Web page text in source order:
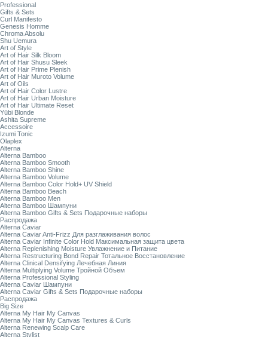
Professional
Gifts & Sets
Curl Manifesto
Genesis Homme
Chroma Absolu
Shu Uemura
Art of Style
Art of Hair Silk Bloom
Art of Hair Shusu Sleek
Art of Hair Prime Plenish
Art of Hair Muroto Volume
Art of Oils
Art of Hair Color Lustre
Art of Hair Urban Moisture
Art of Hair Ultimate Reset
Yūbi Blonde
Ashita Supreme
Accessoire
Izumi Tonic
Olaplex
Alterna
Alterna Bamboo
Alterna Bamboo Smooth
Alterna Bamboo Shine
Alterna Bamboo Volume
Alterna Bamboo Color Hold+ UV Shield
Alterna Bamboo Beach
Alterna Bamboo Men
Alterna Bamboo Шампуни
Alterna Bamboo Gifts & Sets Подарочные наборы
Распродажа
Alterna Caviar
Alterna Caviar Anti-Frizz Для разглаживания волос
Alterna Caviar Infinite Color Hold Максимальная защита цвета
Alterna Replenishing Moisture Увлажнение и Питание
Alterna Restructuring Bond Repair Тотальное Восстановление
Alterna Clinical Densifying Лечебная Линия
Alterna Multiplying Volume Тройной Объем
Alterna Professional Styling
Alterna Caviar Шампуни
Alterna Caviar Gifts & Sets Подарочные наборы
Распродажа
Big Size
Alterna My Hair My Canvas
Alterna My Hair My Canvas Textures & Curls
Alterna Renewing Scalp Care
Alterna Stylist